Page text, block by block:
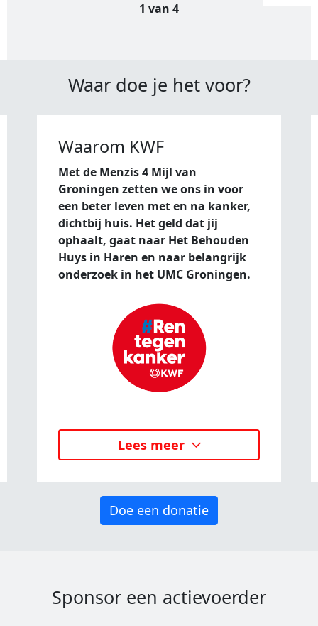
1 van 4
Waar doe je het voor?
Waarom KWF
Met de Menzis 4 Mijl van
Groningen zetten we ons in voor
een beter leven met en na kanker,
dichtbij huis. Het geld dat jij
ophaalt, gaat naar Het Behouden
Huys in Haren en naar belangrijk
onderzoek in het UMC Groningen.
Lees meer
Doe een donatie
Sponsor een actievoerder